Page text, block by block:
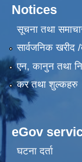
Notices
सूचना तथा
सार्वजनिक खरीद
एन, कानुन तथा
कर तथा शुल्कहरु
eGov
घटना दर्ता